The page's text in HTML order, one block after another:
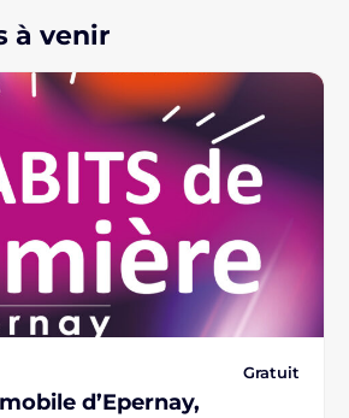
à venir
Gratuit
d’Epernay,